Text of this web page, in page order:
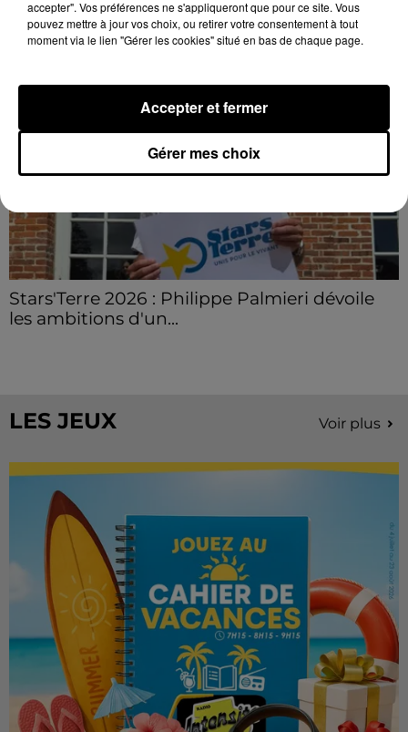
LE GRAND FORMAT Voir plus
Stars'Terre 2026 : Philippe Palmieri dévoile
les ambitions d'un...
LES JEUX Voir plus
accepter". Vos préférences ne s'appliqueront que pour ce site. Vous
pouvez mettre à jour vos choix, ou retirer votre consentement à tout
moment via le lien "Gérer les cookies" situé en bas de chaque page.
Gérer mes choix
Accepter et fermer